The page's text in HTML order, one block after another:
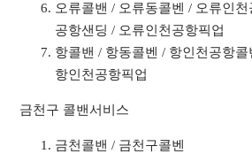
오류콜밴 / 오류동콜벤 / 오류인
공항샌딩 / 오류인천공항픽업
항콜밴 / 항동콜벤 / 항인천공항
항인천공항픽업
금천구 콜밴서비스
금천콜밴 / 금천구콜벤